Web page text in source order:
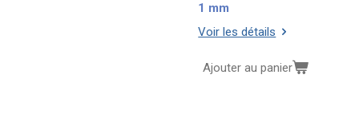
1 mm
Voir les détails
Ajouter au panier